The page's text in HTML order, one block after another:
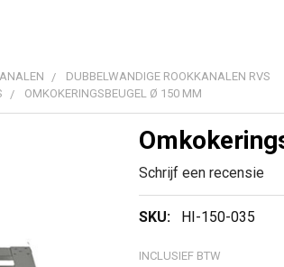
DUBBELWANDIGE ROOKKANALEN RVS
OMKOKERINGSBEUGEL Ø 150 MM
Schrijf een recensie
SKU: HI-150-035
INCLUSIEF BTW